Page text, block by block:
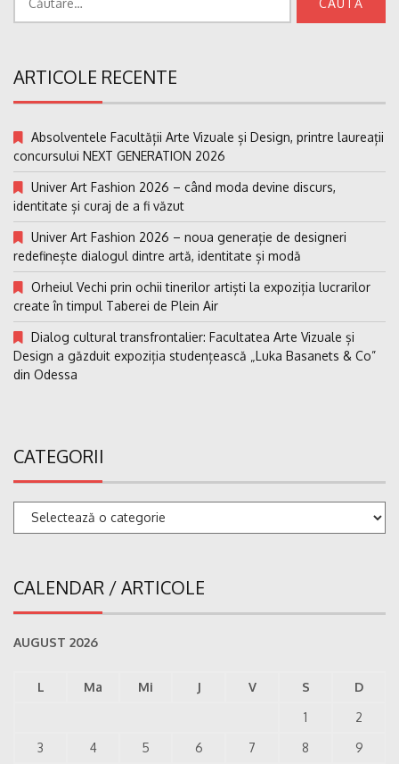
după:
ARTICOLE RECENTE
Absolventele Facultății Arte Vizuale și Design, printre laureații
concursului NEXT GENERATION 2026
Univer Art Fashion 2026 – când moda devine discurs,
identitate și curaj de a fi văzut
Univer Art Fashion 2026 – noua generație de designeri
redefinește dialogul dintre artă, identitate și modă
Orheiul Vechi prin ochii tinerilor artiști la expoziția lucrarilor
create în timpul Taberei de Plein Air
Dialog cultural transfrontalier: Facultatea Arte Vizuale și
Design a găzduit expoziția studențească „Luka Basanets & Co”
din Odessa
CATEGORII
Categorii
CALENDAR / ARTICOLE
AUGUST 2026
L Ma Mi J V S
D
1
2
3
4 5 6 7 8
9